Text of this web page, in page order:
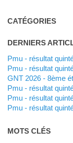
CATÉGORIES
DERNIERS
Pmu - résultat
Pmu - résultat quinté de mercredi 05 août 2026 à Saint-Malo -
GNT 2026 - 8ème
Pmu - résultat
Pmu - résultat
Pmu - résultat
MOTS CLÉS